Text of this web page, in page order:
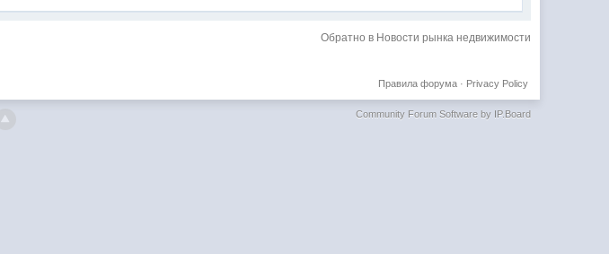
Обратно в Новости рынка недвижимости
Privacy Policy
Правила форума·
Community Forum Software by IP.Board